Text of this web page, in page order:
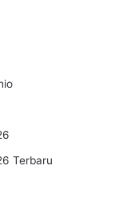
Terbaru